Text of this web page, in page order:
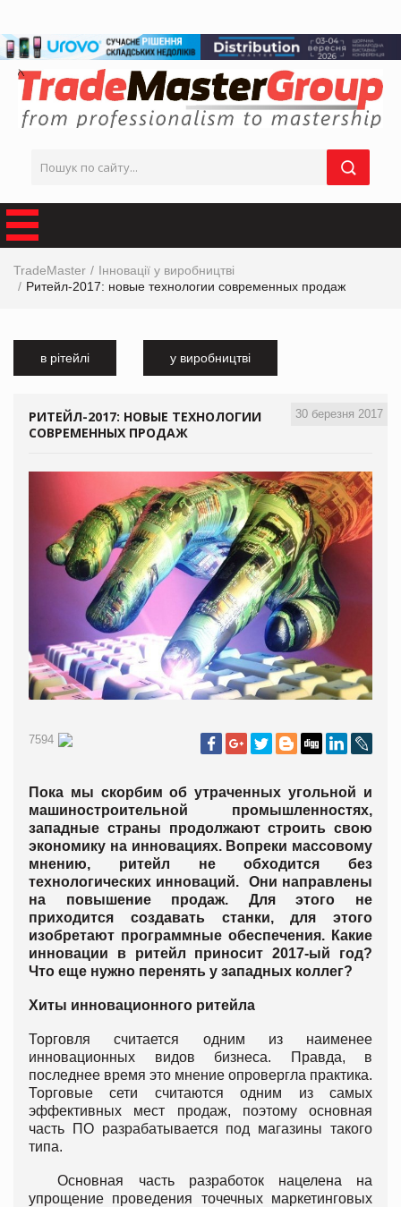
TradeMaster
Інновації у виробництві
Ритейл-2017: новые технологии современных продаж
в рітейлі у виробництві
30 березня 2017
РИТЕЙЛ-2017: НОВЫЕ ТЕХНОЛОГИИ
СОВРЕМЕННЫХ ПРОДАЖ
7594
Пока мы скорбим об утраченных угольной и
машиностроительной промышленностях,
западные страны продолжают строить свою
экономику на инновациях. Вопреки массовому
мнению, ритейл не обходится без
технологических инноваций. Они направлены
на повышение продаж. Для этого не
приходится создавать станки, для этого
изобретают программные обеспечения. Какие
инновации в ритейл приносит 2017-ый год?
Что еще нужно перенять у западных коллег?
Хиты инновационного ритейла
Торговля считается одним из наименее
инновационных видов бизнеса. Правда, в
последнее время это мнение опровергла практика.
Торговые сети считаются одним из самых
эффективных мест продаж, поэтому основная
часть ПО разрабатывается под магазины такого
типа.
Основная часть разработок нацелена на
упрощение проведения точечных маркетинговых